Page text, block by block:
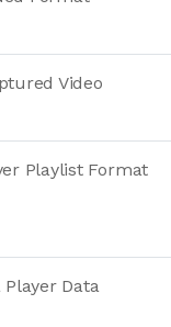
Video
Playlist Format
Player Data